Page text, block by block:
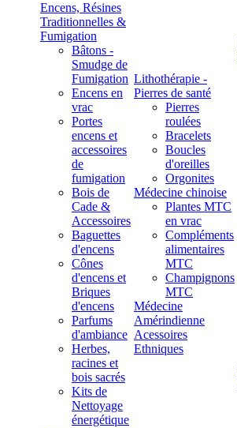
Encens, Résines
Traditionnelles &
Fumigation
Bâtons -
Smudge de
Fumigation
Encens en
vrac
Portes
encens et
accessoires
de
fumigation
Bois de
Cade &
Accessoires
Baguettes
d'encens
Cônes
d'encens et
Briques
d'encens
Parfums
d'ambiance
Herbes,
racines et
bois sacrés
Kits de
Nettoyage
énergétique
Lithothérapie -
Pierres de santé
Pierres
roulées
Bracelets
Boucles
d'oreilles
Orgonites
Médecine chinoise
Plantes MTC
en vrac
Compléments
alimentaires
MTC
Champignons
MTC
Médecine
Amérindienne
Acessoires
Ethniques